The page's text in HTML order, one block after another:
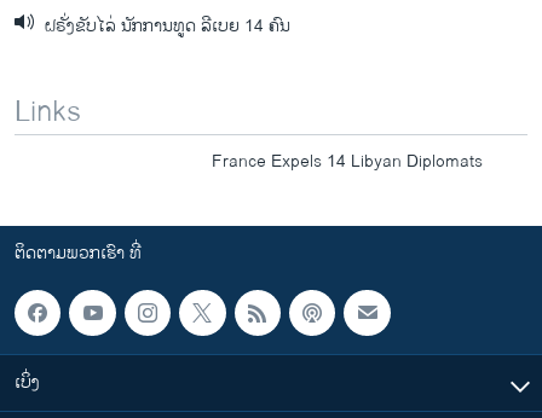
ຝຣັ່ງຂັບໄລ່ ນັກການທູດ ລີເບຍ 14 ຄົນ
Links
France Expels 14 Libyan Diplomats
ຕິດຕາມພວກເຮົາ ທີ່
ເບິ່ງ